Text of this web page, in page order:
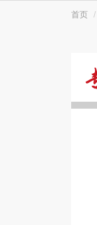
首页